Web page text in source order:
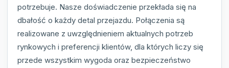
potrzebuje. Nasze doświadczenie przekłada się na
dbałość o każdy detal przejazdu. Połączenia są
realizowane z uwzględnieniem aktualnych potrzeb
rynkowych i preferencji klientów, dla których liczy się
przede wszystkim wygoda oraz bezpieczeństwo